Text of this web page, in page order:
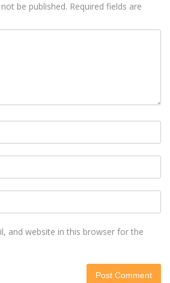
be published. Required fields are
and website in this browser for the